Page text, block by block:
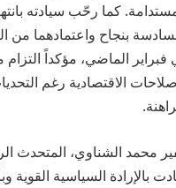
كما رحّب سيادته
بنجاح واعتمادهما من
الماضي، مؤكداً
الاقتصادية رغم
محمد الشناوي، المتحدث
بالإرادة السياسية القوية